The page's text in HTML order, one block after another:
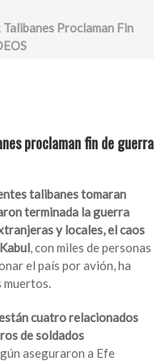
Proclaman Fin
proclaman fin de guerra
talibanes tomaran
terminada la guerra
y locales, el caos
, con miles de personas
el país por avión, ha
muertos.
cuatro relacionados
de soldados
aseguraron a Efe